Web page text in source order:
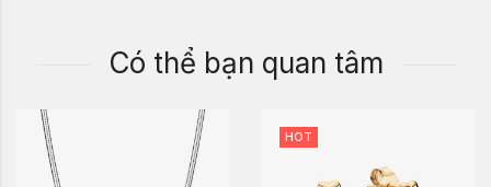
Có thể bạn quan tâm
HOT